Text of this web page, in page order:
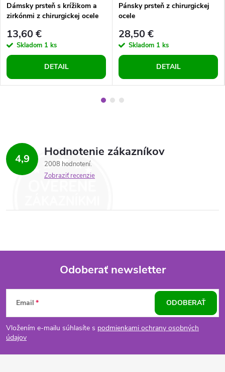
Dámsky prsteň s krížikom a
zirkónmi z chirurgickej ocele
13,60 €
Skladom 1 ks
DETAIL
Pánsky prsteň z chirurgickej
ocele
28,50 €
Skladom 1 ks
DETAIL
4,9 Hodnotenie zákazníkov
2008 hodnotení
Zobraziť recenzie
Z
á
p
Odoberať newsletter
Email
Vložením e-mailu súhlasíte s podmienkami ochrany osobných
údajov
ODOBERAŤ